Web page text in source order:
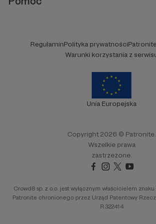
RegulaminPolityka prywatności
Warunki korzystania z
Unia Europejska
Copyright 2026 © Patronite.
Wszelkie prawa
zastrzeżone.
Crowd8 sp. z o.o. jest wyłącznym właścicielem
Patronite chronionego przez Urząd Patentowy
R.322414